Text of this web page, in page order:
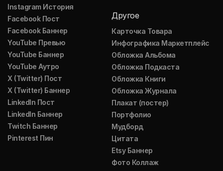
Instagram История
Facebook Пост
Facebook Баннер
YouTube Превью
YouTube Баннер
YouTube Аутро
X (Twitter) Пост
X (Twitter) Баннер
LinkedIn Пост
LinkedIn Баннер
Twitch Баннер
Pinterest Пин
Другое
Карточка Товара
Инфографика Маркетплейс
Обложка Альбома
Обложка Подкаста
Обложка Книги
Обложка Журнала
Плакат (постер)
Портфолио
Мудборд
Цитата
Etsy Баннер
Фото Коллаж